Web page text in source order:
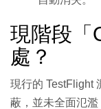
現階段「
處？
現行的 TestFlight
蔽，並未全面氾濫